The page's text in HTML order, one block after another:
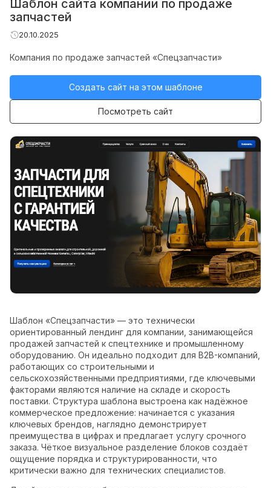
Шаблон сайта компании по продаже
запчастей
20.10.2025
Компания по продаже запчастей «Спецзапчасти»
Создать сайт на этом шаблоне
Посмотреть сайт
Шаблон «Спецзапчасти» — это технически
ориентированный лендинг для компании, занимающейся
продажей запчастей к спецтехнике и промышленному
оборудованию. Он идеально подходит для B2B-компаний,
работающих со строительными и
сельскохозяйственными предприятиями, где ключевыми
факторами являются наличие на складе и скорость
поставки. Структура шаблона выстроена как надёжное
коммерческое предложение: начинается с указания
ключевых брендов, наглядно демонстрирует
преимущества в цифрах и предлагает услугу срочного
заказа. Чёткое визуальное разделение блоков создаёт
ощущение порядка и структурированности, что
критически важно для технических специалистов.